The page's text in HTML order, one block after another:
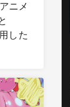
ニメ
した